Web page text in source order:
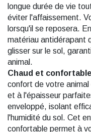
longue durée de vie
éviter l'affaissement.
lorsqu'il se reposera.
matériau antidérapant
glisser sur le sol,
animal.
Chaud et confortable
confort de votre animal
et à l'épaisseur
enveloppé, isolant
l'humidité du sol. Cet
confortable permet à